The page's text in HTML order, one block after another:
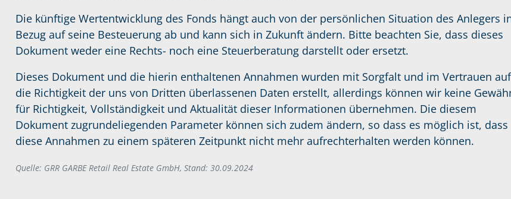
Die künftige Wertentwicklung des Fonds hängt auch von der persönlichen Situation des Anlegers
Bezug auf seine Besteuerung ab und kann sich in Zukunft ändern. Bitte beachten Sie, dass dieses
Dokument weder eine Rechts- noch eine Steuerberatung darstellt oder ersetzt.
Dieses Dokument und die hierin enthaltenen Annahmen wurden mit Sorgfalt und im Vertrauen auf
die Richtigkeit der uns von Dritten überlassenen Daten erstellt, allerdings können wir keine
für Richtigkeit, Vollständigkeit und Aktualität dieser Informationen übernehmen. Die diesem
Dokument zugrundeliegenden Parameter können sich zudem ändern, so dass es möglich ist, dass
diese Annahmen zu einem späteren Zeitpunkt nicht mehr aufrechterhalten werden können.
Quelle: GRR GARBE Retail Real Estate GmbH, Stand: 30.09.2024